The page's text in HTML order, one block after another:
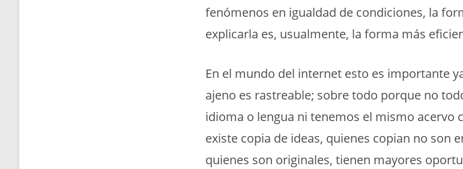
fenómenos en igualdad de condiciones, la
explicarla es, usualmente, la forma más
En el mundo del internet esto es importante
ajeno es rastreable; sobre todo porque no
idioma o lengua ni tenemos el mismo acervo
existe copia de ideas, quienes copian no son
quienes son originales, tienen mayores